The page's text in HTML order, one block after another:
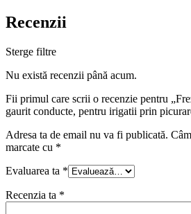
Recenzii
Sterge filtre
Nu există recenzii până acum.
Fii primul care scrii o recenzie pentru
gaurit conducte, pentru irigatii prin
Adresa ta de email nu va fi publicată.
marcate cu *
Evaluarea ta *
Recenzia ta *